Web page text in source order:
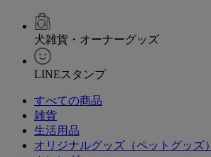
犬雑貨・オーナーグッズ
LINEスタンプ
すべての商品
雑貨
生活用品
オリジナルグッズ（ペットグッズ）